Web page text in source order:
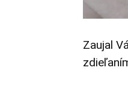
Zaujal